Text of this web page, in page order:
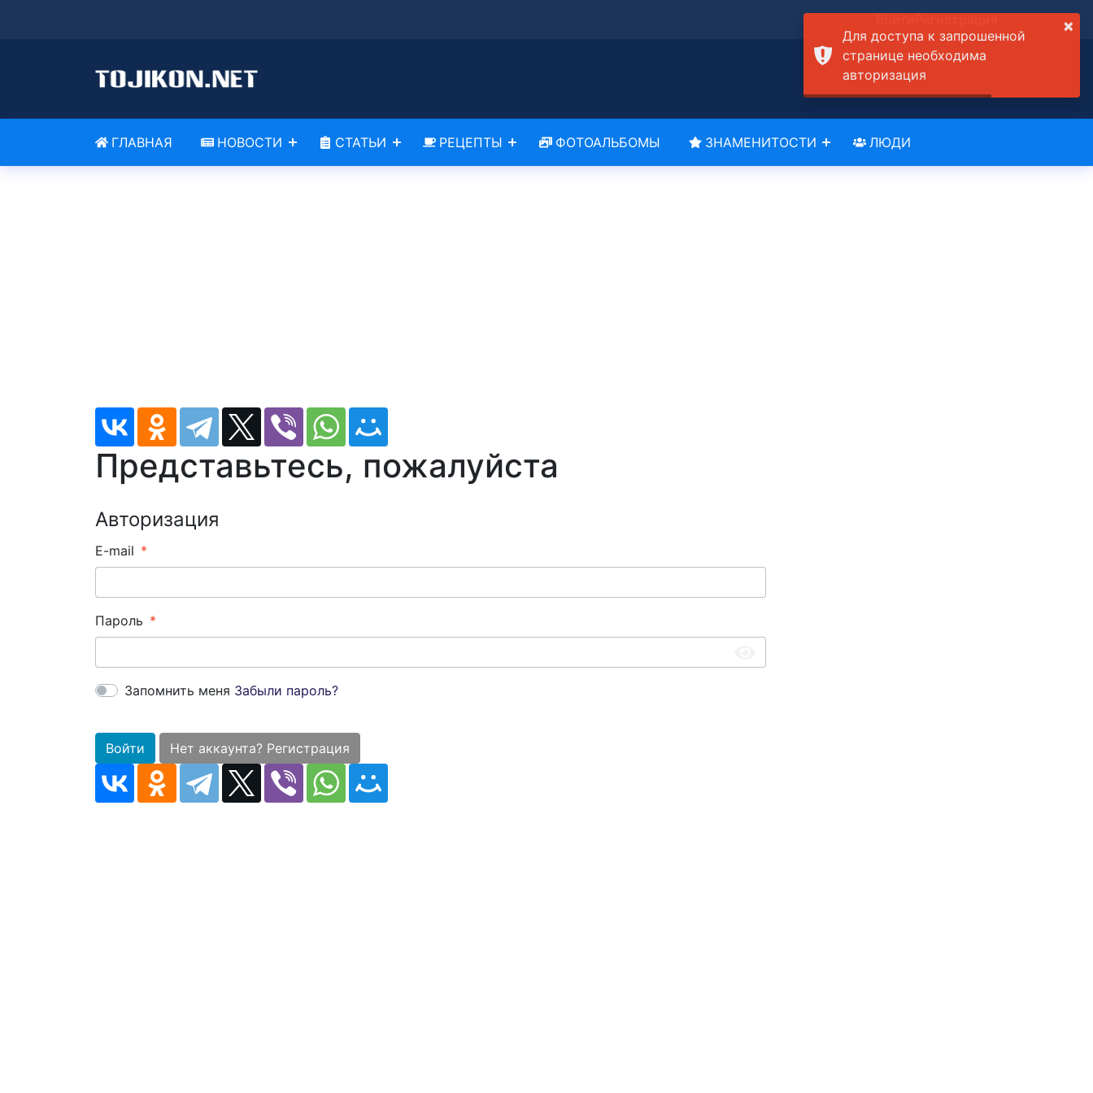
ГЛАВНАЯ НОВОСТИ СТАТЬИ РЕЦЕПТЫ ФОТОАЛЬБОМЫ ЗНАМЕНИТОСТИ ЛЮДИ
Представьтесь, пожалуйста
Авторизация
E-mail
Пароль
Запомнить меня Забыли пароль?
Войти Нет аккаунта? Регистрация
×
Для доступа к запрошенной
странице необходима
авторизация